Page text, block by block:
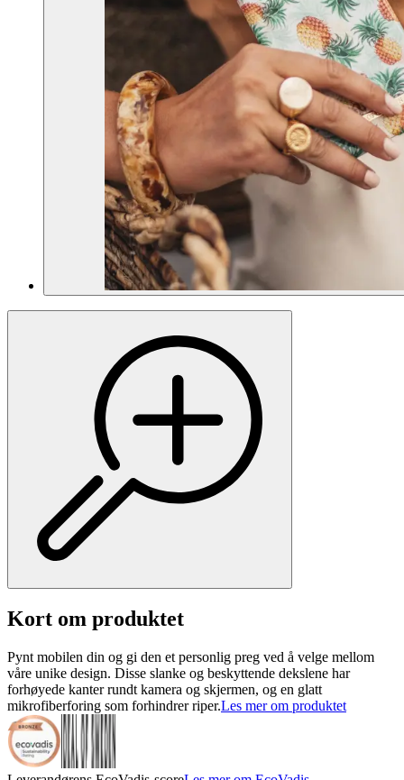
Kort om produktet
Pynt mobilen din og gi den et personlig preg ved å velge mellom
våre unike design. Disse slanke og beskyttende dekslene har
forhøyede kanter rundt kamera og skjermen, og en glatt
mikrofiberforing som forhindrer riper.Les mer om produktet